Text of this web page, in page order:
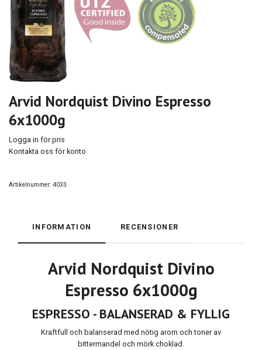
Arvid Nordquist Divino Espresso
6x1000g
Logga in för pris
Kontakta oss för konto
Artikelnummer: 4033
INFORMATION RECENSIONER
Arvid Nordquist Divino
Espresso 6x1000g
ESPRESSO - BALANSERAD & FYLLIG
Kraftfull och balanserad med nötig arom och toner av
bittermandel och mörk choklad.